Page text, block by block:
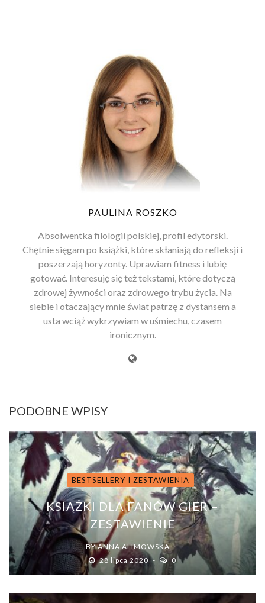
PAULINA ROSZKO
Absolwentka filologii polskiej, profil edytorski.
Chętnie sięgam po książki, które skłaniają do refleksji i
poszerzają horyzonty. Uprawiam fitness i lubię
gotować. Interesuję się też tekstami, które dotyczą
zdrowej żywności oraz zdrowego trybu życia. Na
siebie i otaczający mnie świat patrzę z dystansem a
usta wciąż wykrzywiam w uśmiechu, czasem
ironicznym.
PODOBNE WPISY
BESTSELLERY I ZESTAWIENIA
KSIĄŻKI DLA FANÓW GIER –
ZESTAWIENIE
BYANNA ALIMOWSKA
28 lipca 2020
0